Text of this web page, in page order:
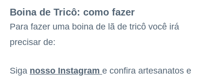
Boina de Tricô: como fazer
Para fazer uma boina de lã de tricô você irá
precisar de:
Siga nosso Instagram e confira artesanatos e